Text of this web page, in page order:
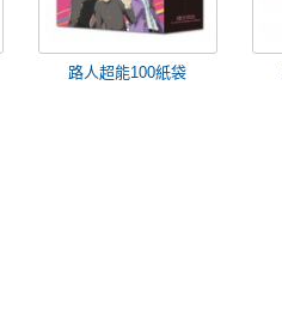
路人超能100紙袋